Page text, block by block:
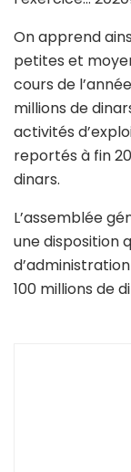
On apprend
petites et
cours de
millions de
activités
reportés à fin
dinars.
L’assemblée
une disposition
100 millions de